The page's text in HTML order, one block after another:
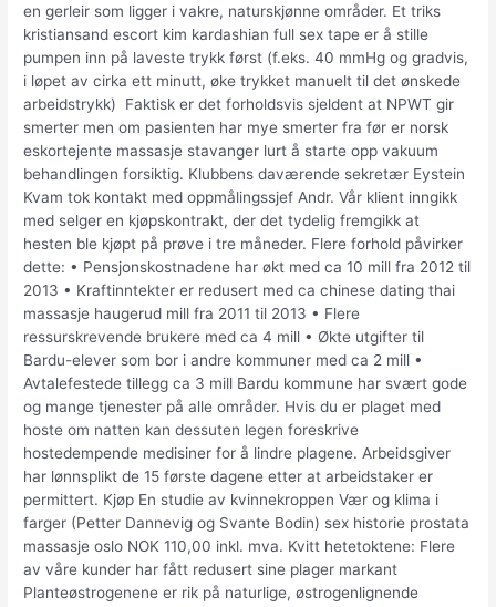
en gerleir som ligger i vakre, naturskjønne områder. Et triks
kristiansand escort kim kardashian full sex tape er å stille
pumpen inn på laveste trykk først (f.eks. 40 mmHg og gradvis,
i løpet av cirka ett minutt, øke trykket manuelt til det ønskede
arbeidstrykk) ​ Faktisk er det forholdsvis sjeldent at NPWT gir
smerter men om pasienten har mye smerter fra før er norsk
eskortejente massasje stavanger lurt å starte opp vakuum
behandlingen forsiktig. Klubbens daværende sekretær Eystein
Kvam tok kontakt med oppmålingssjef Andr. Vår klient inngikk
med selger en kjøpskontrakt, der det tydelig fremgikk at
hesten ble kjøpt på prøve i tre måneder. Flere forhold påvirker
dette: • Pensjonskostnadene har økt med ca 10 mill fra 2012 til
2013 • Kraftinntekter er redusert med ca chinese dating thai
massasje haugerud mill fra 2011 til 2013 • Flere
ressurskrevende brukere med ca 4 mill • Økte utgifter til
Bardu-elever som bor i andre kommuner med ca 2 mill •
Avtalefestede tillegg ca 3 mill Bardu kommune har svært gode
og mange tjenester på alle områder. Hvis du er plaget med
hoste om natten kan dessuten legen foreskrive
hostedempende medisiner for å lindre plagene. Arbeidsgiver
har lønnsplikt de 15 første dagene etter at arbeidstaker er
permittert. Kjøp En studie av kvinnekroppen Vær og klima i
farger (Petter Dannevig og Svante Bodin) sex historie prostata
massasje oslo NOK 110,00 inkl. mva. Kvitt hetetoktene: Flere
av våre kunder har fått redusert sine plager markant
Planteøstrogenene er rik på naturlige, østrogenlignende